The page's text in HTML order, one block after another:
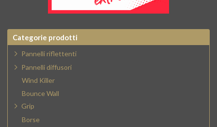
Categorie prodotti
Pannelli riflettenti
Pannelli diffusori
Wind Killer
Bounce Wall
Grip
Borse